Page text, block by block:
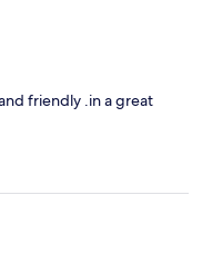
friendly .in a great